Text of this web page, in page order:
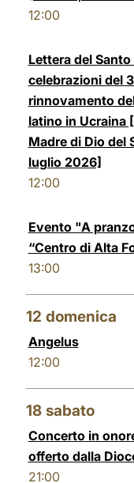
12:00
Lettera del Santo
celebrazioni del
rinnovamento
latino in Ucraina
Madre di Dio del
luglio 2026]
12:00
Evento "A
“Centro di Alta
13:00
12 domenica
Angelus
12:00
18 sabato
Concerto in
offerto dalla
21:00